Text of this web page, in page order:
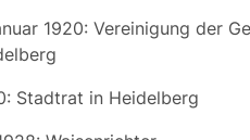
1920: Vereinigung der
Stadtrat in Heidelberg